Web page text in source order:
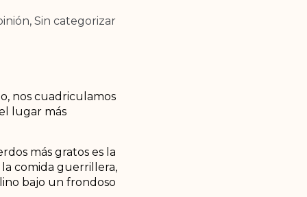
, Sin categorizar
nos cuadriculamos
lugar más
más gratos es la
la comida guerrillera,
bajo un frondoso